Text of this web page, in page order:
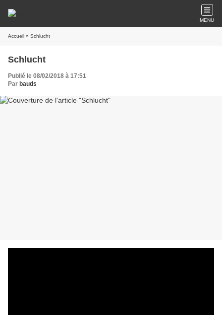
MENU
Accueil » Schlucht
Schlucht
Publié le 08/02/2018 à 17:51
Par bauds